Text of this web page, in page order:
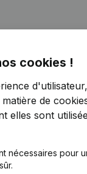
cookies !
de
elles sont
nécessaires pour